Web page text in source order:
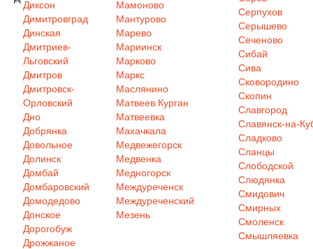
Диксон
Димитровград
Динская
Дмитриев-
Льговский
Дмитров
Дмитровск-
Орловский
Дно
Добрянка
Довольное
Долинск
Домбай
Домбаровский
Домодедово
Донское
Дорогобуж
Дрожжаное
Мамоново
Мантурово
Марево
Мариинск
Марково
Маркс
Маслянино
Матвеев Курган
Матвеевка
Махачкала
Медвежегорск
Медвенка
Медногорск
Междуреченск
Междуреченский
Мезень
Серпухов
Серышево
Сеченово
Сибай
Сива
Сковородино
Скопин
Славгород
Славянск-на-
Сладково
Сланцы
Слободской
Слюдянка
Смидович
Смирных
Смоленск
Смышляевка